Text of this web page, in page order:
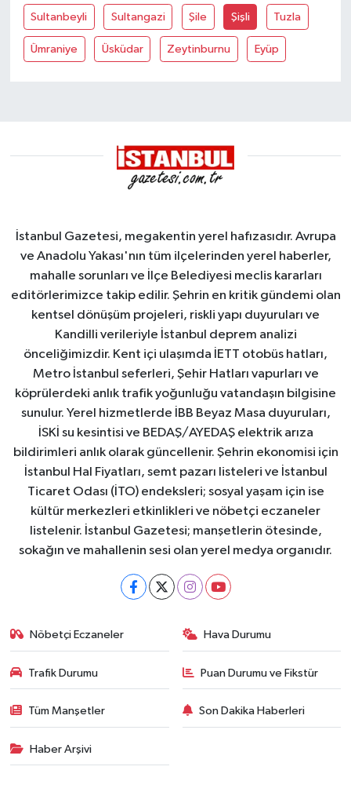
Sultanbeyli Sultangazi Şile Şişli Tuzla
Ümraniye Üsküdar Zeytinburnu Eyüp
İstanbul Gazetesi, megakentin yerel hafızasıdır. Avrupa
ve Anadolu Yakası'nın tüm ilçelerinden yerel haberler,
mahalle sorunları ve İlçe Belediyesi meclis kararları
editörlerimizce takip edilir. Şehrin en kritik gündemi olan
kentsel dönüşüm projeleri, riskli yapı duyuruları ve
Kandilli verileriyle İstanbul deprem analizi
önceliğimizdir. Kent içi ulaşımda İETT otobüs hatları,
Metro İstanbul seferleri, Şehir Hatları vapurları ve
köprülerdeki anlık trafik yoğunluğu vatandaşın bilgisine
sunulur. Yerel hizmetlerde İBB Beyaz Masa duyuruları,
İSKİ su kesintisi ve BEDAŞ/AYEDAŞ elektrik arıza
bildirimleri anlık olarak güncellenir. Şehrin ekonomisi için
İstanbul Hal Fiyatları, semt pazarı listeleri ve İstanbul
Ticaret Odası (İTO) endeksleri; sosyal yaşam için ise
kültür merkezleri etkinlikleri ve nöbetçi eczaneler
listelenir. İstanbul Gazetesi; manşetlerin ötesinde,
sokağın ve mahallenin sesi olan yerel medya organıdır.
Nöbetçi Eczaneler Hava Durumu
Trafik Durumu Puan Durumu ve Fikstür
Tüm Manşetler Son Dakika Haberleri
Haber Arşivi